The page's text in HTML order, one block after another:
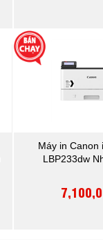
Máy in Canon
LBP233dw